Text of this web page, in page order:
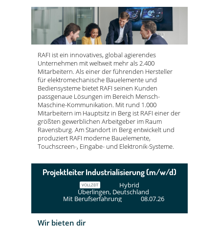
RAFI ist ein innovatives, global agierendes
Unternehmen mit weltweit mehr als 2.400
Mitarbeitern. Als einer der führenden Hersteller
für elektromechanische Bauelemente und
Bediensysteme bietet RAFI seinen Kunden
passgenaue Lösungen im Bereich Mensch-
Maschine-Kommunikation. Mit rund 1.000
Mitarbeitern im Hauptsitz in Berg ist RAFI einer der
größten gewerblichen Arbeitgeber im Raum
Ravensburg. Am Standort in Berg entwickelt und
produziert RAFI moderne Bauelemente,
Touchscreen-, Eingabe- und Elektronik-Systeme.
Projektleiter Industrialisierung (m/w/d)
VOLLZEIT Hybrid
Überlingen, Deutschland
Mit Berufserfahrung 08.07.26
Wir bieten dir